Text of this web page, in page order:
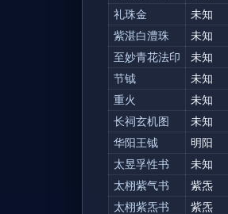
礼珠金
未知
紫湛白澧珠
未知
至妙青花法印
未知
节钺
未知
重火
未知
长祠玄机图
未知
华阳王钺
明阳
太昱孚性书
未知
太栩紫气书
紫炁
太栩紫炁书
紫炁